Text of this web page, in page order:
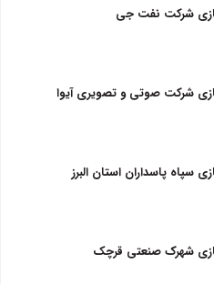
شرکت نفت جی
شرکت صوتی و تصویری آیوا
سپاه پاسداران استان البرز
شهرک صنعتی قرچک